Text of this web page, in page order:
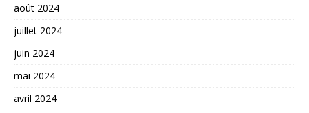
août 2024
juillet 2024
juin 2024
mai 2024
avril 2024